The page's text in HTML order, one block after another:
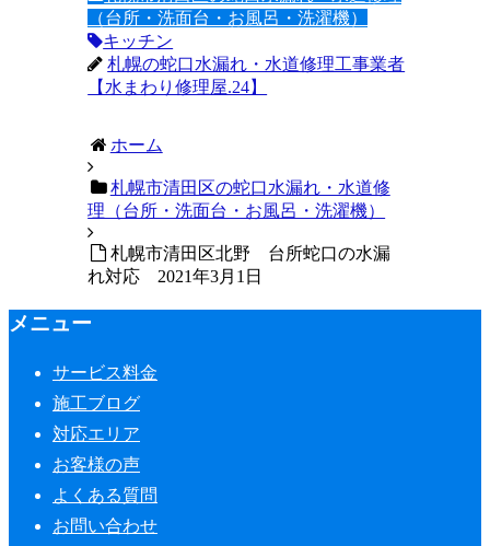
（台所・洗面台・お風呂・洗濯機）
キッチン
札幌の蛇口水漏れ・水道修理工事業者
【水まわり修理屋.24】
ホーム
札幌市清田区の蛇口水漏れ・水道修
理（台所・洗面台・お風呂・洗濯機）
札幌市清田区北野 台所蛇口の水漏
れ対応 2021年3月1日
メニュー
サービス料金
施工ブログ
対応エリア
お客様の声
よくある質問
お問い合わせ